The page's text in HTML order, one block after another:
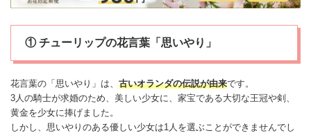
① チューリップの花言葉「思いやり」
花言葉の「思いやり」は、 古いオランダの伝説が由来です。
3人の騎士が求婚のため、美しい少女に、家宝である大切な王冠や剣、
黄金を少女に捧げました。
しかし、思いやりのある優しい少女は1人を選ぶことができませんでし